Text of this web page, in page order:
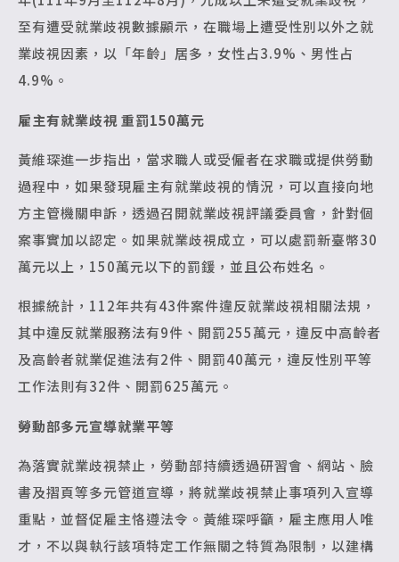
至有遭受就業歧視數據顯示，在職場上遭受性別以外之就
業歧視因素，以「年齡」居多，女性占3.9%、男性占
4.9%。
雇主有就業歧視 重罰150萬元
黃維琛進一步指出，當求職人或受僱者在求職或提供勞動
過程中，如果發現雇主有就業歧視的情況，可以直接向地
方主管機關申訴，透過召開就業歧視評議委員會，針對個
案事實加以認定。如果就業歧視成立，可以處罰新臺幣30
萬元以上，150萬元以下的罰鍰，並且公布姓名。
根據統計，112年共有43件案件違反就業歧視相關法規，
其中違反就業服務法有9件、開罰255萬元，違反中高齡者
及高齡者就業促進法有2件、開罰40萬元，違反性別平等
工作法則有32件、開罰625萬元。
勞動部多元宣導就業平等
為落實就業歧視禁止，勞動部持續透過研習會、網站、臉
書及摺頁等多元管道宣導，將就業歧視禁止事項列入宣導
重點，並督促雇主恪遵法令。黃維琛呼籲，雇主應用人唯
才，不以與執行該項特定工作無關之特質為限制，以建構